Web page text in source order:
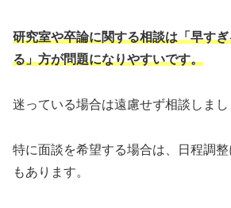
研究室や卒論に関する相談は「早す
る」方が問題になりやすいです。
迷っている場合は遠慮せず相談しまし
特に面談を希望する場合は、日程調
もあります。